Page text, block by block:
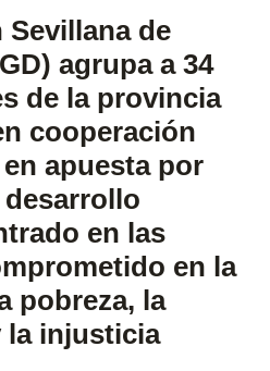
de
agrupa a34
de la provincia
cooperación
apuesta por
en las
en la
pobreza, la
la injusticia